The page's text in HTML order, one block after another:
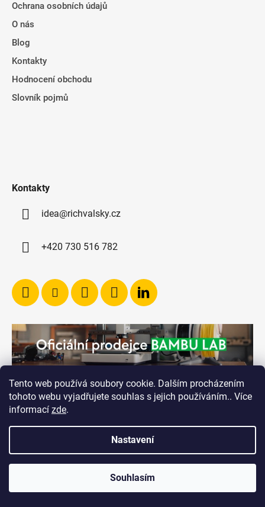
Tento web používá soubory cookie. Dalším procházením
tohoto webu vyjadřujete souhlas s jejich používáním.. Více
informací zde.
Nastavení
Souhlasím
Ochrana osobních údajů
O nás
Blog
Kontakty
Hodnocení obchodu
Slovník pojmů
Kontakty
idea@richvalsky.cz
+420 730 516 782
Vytvořil Shoptet
RICHVALSKY MANUFACTURING
Všechna práva vyhrazena.